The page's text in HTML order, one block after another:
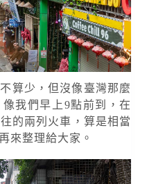
算少，但沒像臺灣那麼
我們早上9點前到，在
的兩列火車，算是相當
來整理給大家。